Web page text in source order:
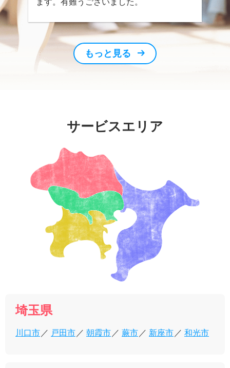
ます。有難うございました。
もっと見る
サービスエリア
埼玉県
川口市 戸田市 朝霞市 蕨市 新座市 和光市